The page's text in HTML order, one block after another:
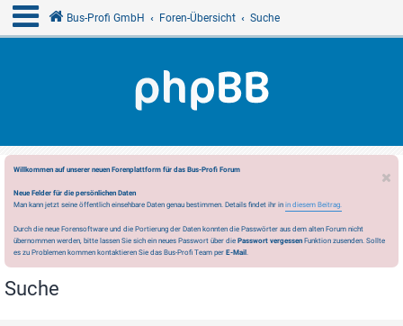
Bus-Profi GmbH Foren-Übersicht Suche
Willkommen auf unserer neuen Forenplattform für das Bus-Profi Forum
Neue Felder für die persönlichen Daten
Man kann jetzt seine öffentlich einsehbare Daten genau bestimmen. Details findet ihr in in diesem Beitrag.
Durch die neue Forensoftware und die Portierung der Daten konnten die Passwörter aus dem alten Forum nicht
übernommen werden, bitte lassen Sie sich ein neues Passwort über die Passwort vergessen Funktion zusenden. Sollte
es zu Problemen kommen kontaktieren Sie das Bus-Profi Team per E-Mail.
Suche